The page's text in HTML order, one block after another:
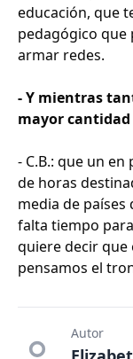
educación, que
pedagógico que
armar redes.
- Y mientras
mayor
- C.B.: que un
de horas
media de países
falta tiempo
quiere decir que
pensamos el
Autor